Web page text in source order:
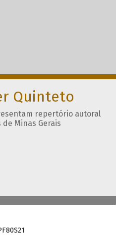
Quinteto
repertório autoral
Minas Gerais